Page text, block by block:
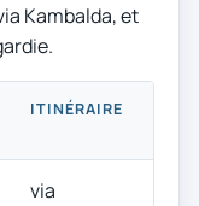
Kambalda, et
ITINÉRAIRE
via